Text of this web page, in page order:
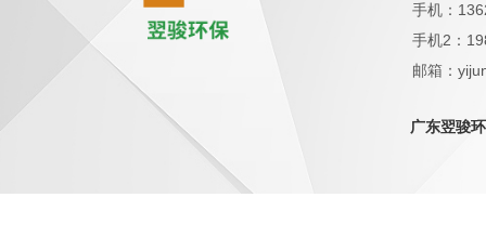
手机：
手机2：
邮箱：
广东翌骏